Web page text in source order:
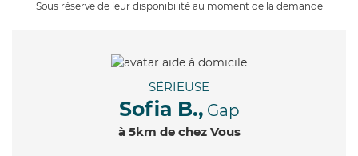
Sous réserve de leur disponibilité au moment de la demande
SÉRIEUSE
Sofia B., Gap
à 5km de chez Vous